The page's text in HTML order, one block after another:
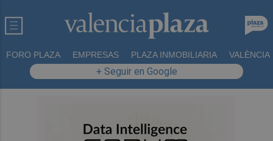
FORO PLAZA EMPRESAS PLAZA INMOBILIARIA VALÈNCIA
+ Seguir en Google